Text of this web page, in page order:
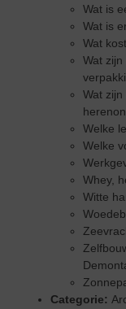
Wat is
Wat is
Wat
Wat
Wat
Welke
Welke
Whey,
Witte
Categorie: